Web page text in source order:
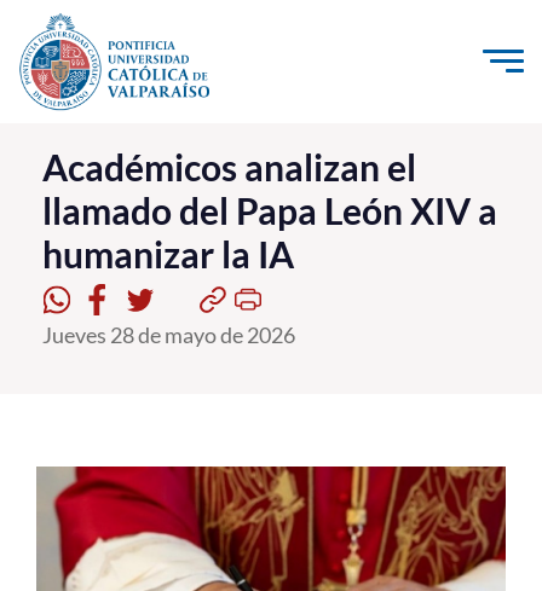
Click acá para ir directamente al contenido
La Universidad
Investigación, Creación e Innovación
PUCV Internacional
Vinculación con el Medio
Postgrado
Formación Continua
Académicos analizan el
llamado del Papa León XIV a
humanizar la IA
Jueves 28 de mayo de 2026